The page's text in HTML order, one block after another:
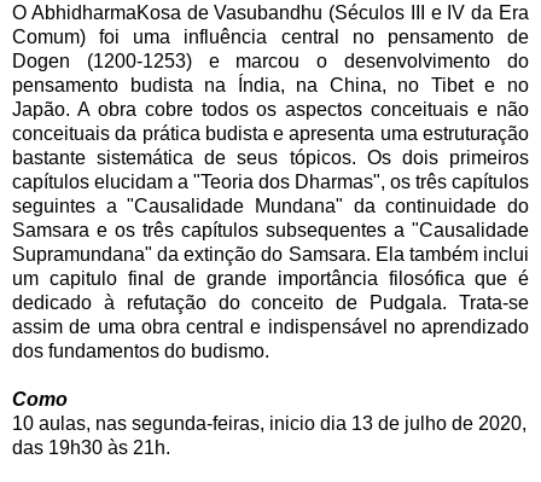
O AbhidharmaKosa de Vasubandhu (Séculos III e IV da Era
Comum) foi uma influência central no pensamento de
Dogen (1200-1253) e marcou o desenvolvimento do
pensamento budista na Índia, na China, no Tibet e no
Japão. A obra cobre todos os aspectos conceituais e não
conceituais da prática budista e apresenta uma estruturação
bastante sistemática de seus tópicos. Os dois primeiros
capítulos elucidam a "Teoria dos Dharmas", os três capítulos
seguintes a "Causalidade Mundana" da continuidade do
Samsara e os três capítulos subsequentes a "Causalidade
Supramundana" da extinção do Samsara. Ela também inclui
um capitulo final de grande importância filosófica que é
dedicado à refutação do conceito de Pudgala. Trata-se
assim de uma obra central e indispensável no aprendizado
dos fundamentos do budismo.
Como
10 aulas, nas segunda-feiras, inicio dia 13 de julho de 2020,
das 19h30 às 21h.